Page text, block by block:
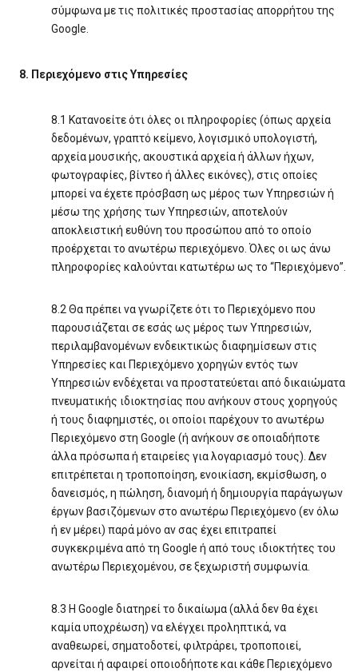
σύμφωνα με τις πολιτικές προστασίας απορρήτου της
Google.
8. Περιεχόμενο στις Υπηρεσίες
8.1 Κατανοείτε ότι όλες οι πληροφορίες (όπως αρχεία
δεδομένων, γραπτό κείμενο, λογισμικό υπολογιστή,
αρχεία μουσικής, ακουστικά αρχεία ή άλλων ήχων,
φωτογραφίες, βίντεο ή άλλες εικόνες), στις οποίες
μπορεί να έχετε πρόσβαση ως μέρος των Υπηρεσιών ή
μέσω της χρήσης των Υπηρεσιών, αποτελούν
αποκλειστική ευθύνη του προσώπου από το οποίο
προέρχεται το ανωτέρω περιεχόμενο. Όλες οι ως άνω
πληροφορίες καλούνται κατωτέρω ως το “Περιεχόμενο”.
8.2 Θα πρέπει να γνωρίζετε ότι το Περιεχόμενο που
παρουσιάζεται σε εσάς ως μέρος των Υπηρεσιών,
περιλαμβανομένων ενδεικτικώς διαφημίσεων στις
Υπηρεσίες και Περιεχόμενο χορηγών εντός των
Υπηρεσιών ενδέχεται να προστατεύεται από δικαιώματα
πνευματικής ιδιοκτησίας που ανήκουν στους χορηγούς
ή τους διαφημιστές, οι οποίοι παρέχουν το ανωτέρω
Περιεχόμενο στη Google (ή ανήκουν σε οποιαδήποτε
άλλα πρόσωπα ή εταιρείες για λογαριασμό τους). Δεν
επιτρέπεται η τροποποίηση, ενοικίαση, εκμίσθωση, ο
δανεισμός, η πώληση, διανομή ή δημιουργία παράγωγων
έργων βασιζόμενων στο ανωτέρω Περιεχόμενο (εν όλω
ή εν μέρει) παρά μόνο αν σας έχει επιτραπεί
συγκεκριμένα από τη Google ή από τους ιδιοκτήτες του
ανωτέρω Περιεχομένου, σε ξεχωριστή συμφωνία.
8.3 Η Google διατηρεί το δικαίωμα (αλλά δεν θα έχει
καμία υποχρέωση) να ελέγχει προληπτικά, να
αναθεωρεί, σηματοδοτεί, φιλτράρει, τροποποιεί,
αρνείται ή αφαιρεί οποιοδήποτε και κάθε Περιεχόμενο